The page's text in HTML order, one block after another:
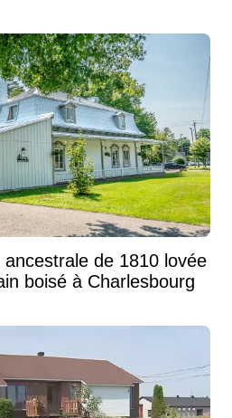
de 1810 lovée
boisé à Charlesbourg